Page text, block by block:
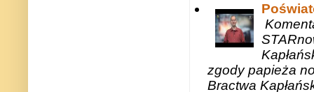
zgody papieża
Bractwa